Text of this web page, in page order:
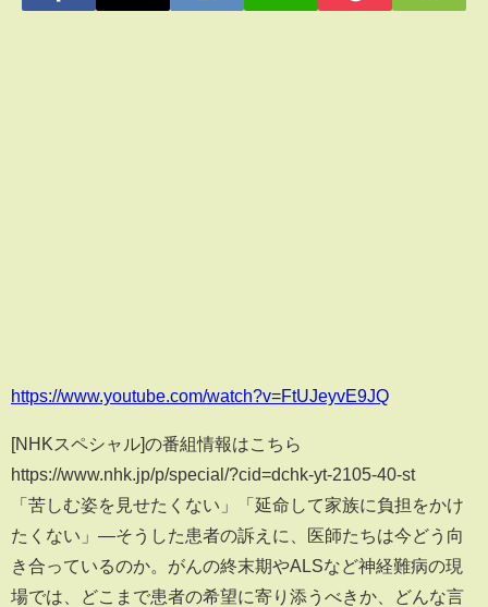
https://www.youtube.com/watch?v=FtUJeyvE9JQ
[NHKスペシャル]の番組情報はこちら
https://www.nhk.jp/p/special/?cid=dchk-yt-2105-40-st
「苦しむ姿を見せたくない」「延命して家族に負担をかけ
たくない」―そうした患者の訴えに、医師たちは今どう向
き合っているのか。がんの終末期やALSなど神経難病の現
場では、どこまで患者の希望に寄り添うべきか、どんな言